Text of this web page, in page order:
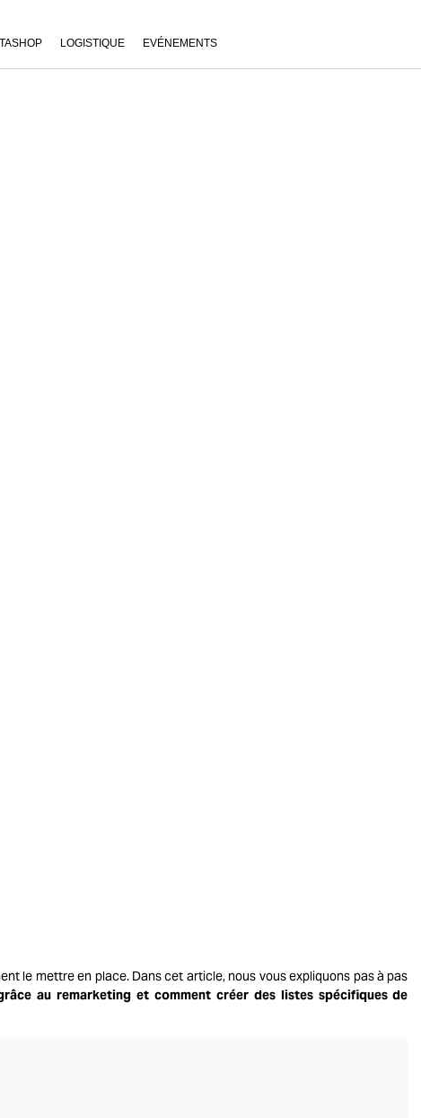
LOGISTIQUE EVÉNEMENTS
le mettre en place. Dans cet article, nous vous expliquons pas à pas
au remarketing et comment créer des listes spécifiques de